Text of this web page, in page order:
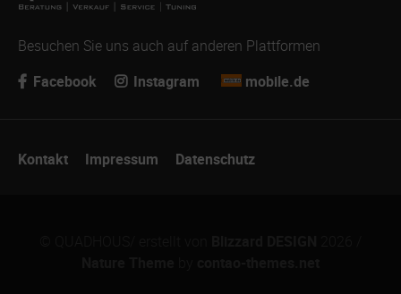
Besuchen Sie uns auch auf anderen Plattformen
Facebook
Instagram mobile.de
überspringen
Kontakt Impressum Datenschutz